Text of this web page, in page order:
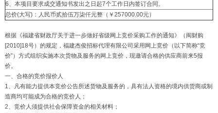
6、本项目要求成交通知书发出之日起7个工作日内签订合同。
总价(大写)：人民币贰拾伍万柒仟元整（￥257000.00元）
根据《福建省财政厅关于进一步做好省级网上竞价采购工作的通知》（闽财购
[2010]18号）的规定，福建杰俊招标代理有限公司采用网上竞价（以下简称“竞
价”）方式组织实施本次货物及服务的网上竞价，现邀请合格的供应商前来5报
价。
一、合格的竞价报价人
1、凡有能力提供本竞价公告所述货物及服务的，具有法人资格的境内供货商或制
造商均可能成为合格的竞价人；
2、竞价人须提供社会保障资金的相关材料；